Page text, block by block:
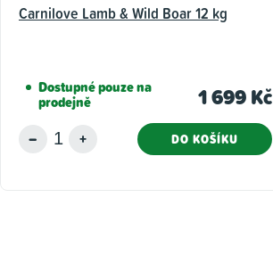
Carnilove Lamb & Wild Boar 12 kg
Dostupné pouze na
prodejně 1 699 Kč
DO KOŠÍKU